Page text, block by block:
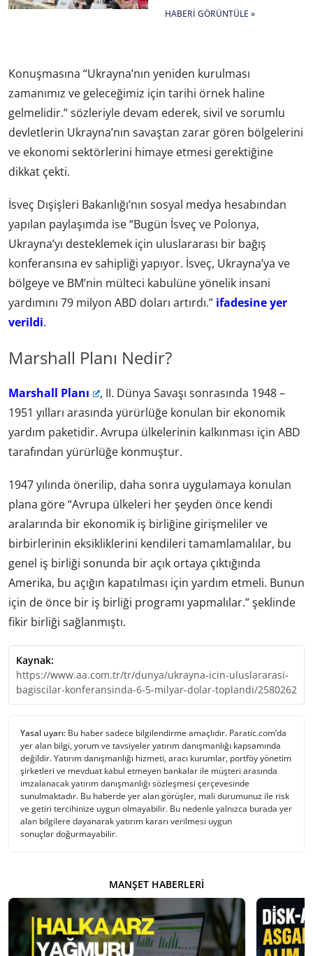
HABERI GÖRÜNTÜLE »
Konuşmasına “Ukrayna’nın yeniden kurulması
zamanımız ve geleceğimiz için tarihi örnek haline
gelmelidir.” sözleriyle devam ederek, sivil ve sorumlu
devletlerin Ukrayna’nın savaştan zarar gören bölgelerini
ve ekonomi sektörlerini himaye etmesi gerektiğine
dikkat çekti.
İsveç Dışişleri Bakanlığı’nın sosyal medya hesabından
yapılan paylaşımda ise “Bugün İsveç ve Polonya,
Ukrayna’yı desteklemek için uluslararası bir bağış
konferansına ev sahipliği yapıyor. İsveç, Ukrayna’ya ve
bölgeye ve BM’nin mülteci kabulüne yönelik insani
yardımını 79 milyon ABD doları artırdı.” ifadesine yer
verildi.
Marshall Planı Nedir?
Marshall Planı
, II. Dünya Savaşı sonrasında 1948 –
1951 yılları arasında yürürlüğe konulan bir ekonomik
yardım paketidir. Avrupa ülkelerinin kalkınması için ABD
tarafından yürürlüğe konmuştur.
1947 yılında önerilip, daha sonra uygulamaya konulan
plana göre “Avrupa ülkeleri her şeyden önce kendi
aralarında bir ekonomik iş birliğine girişmeliler ve
birbirlerinin eksikliklerini kendileri tamamlamalılar, bu
genel iş birliği sonunda bir açık ortaya çıktığında
Amerika, bu açığın kapatılması için yardım etmeli. Bunun
için de önce bir iş birliği programı yapmalılar.” şeklinde
fikir birliği sağlanmıştı.
Kaynak:
https://www.aa.com.tr/tr/dunya/ukrayna-icin-uluslararasi-
bagiscilar-konferansinda-6-5-milyar-dolar-toplandi/2580262
Yasal uyarı: Bu haber sadece bilgilendirme amaçlıdır. Paratic.com’da
yer alan bilgi, yorum ve tavsiyeler yatırım danışmanlığı kapsamında
değildir. Yatırım danışmanlığı hizmeti, aracı kurumlar, portföy yönetim
şirketleri ve mevduat kabul etmeyen bankalar ile müşteri arasında
imzalanacak yatırım danışmanlığı sözleşmesi çerçevesinde
sunulmaktadır. Bu haberde yer alan görüşler, mali durumunuz ile risk
ve getiri tercihinize uygun olmayabilir. Bu nedenle yalnızca burada yer
alan bilgilere dayanarak yatırım kararı verilmesi uygun
sonuçlar doğurmayabilir.
MANŞET HABERLERI